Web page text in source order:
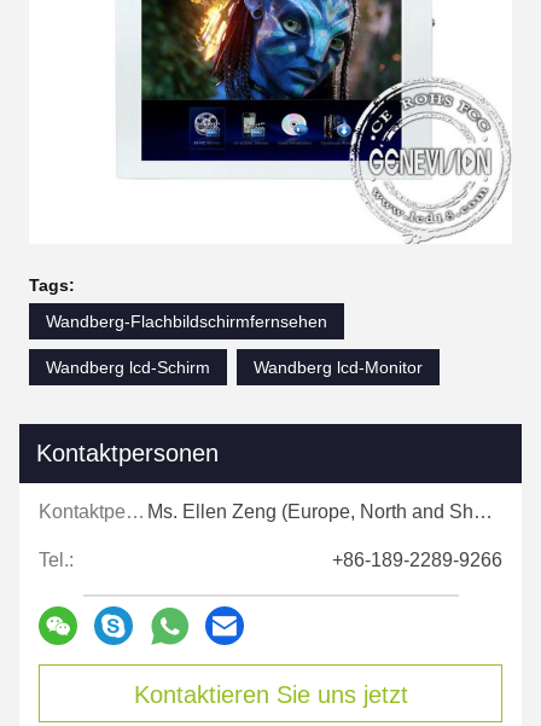
Tags:
Wandberg-Flachbildschirmfernsehen
Wandberg lcd-Schirm Wandberg lcd-Monitor
Kontaktpersonen
Kontaktpersonen: Ms. Ellen Zeng (Europe, North and Shouth America)
Tel.: +86-189-2289-9266
Kontaktieren Sie uns jetzt